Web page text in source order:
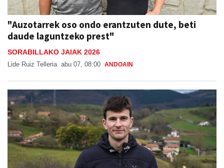
"Auzotarrek oso ondo erantzuten dute, beti
daude laguntzeko prest"
SORABILLAKO JAIAK 2026
Lide Ruiz Telleria abu 07, 08:00 ANDOAIN